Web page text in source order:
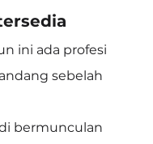
ini ada profesi
sebelah
bermunculan